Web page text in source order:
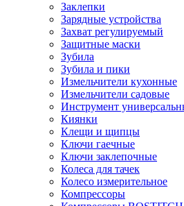
Заклепки
Зарядные устройства
Захват регулируемый
Защитные маски
Зубила
Зубила и пики
Измельчители кухонные
Измельчители садовые
Инструмент
Киянки
Клещи и щипцы
Ключи гаечные
Ключи заклепочные
Колеса для тачек
Колесо измерительное
Компрессоры